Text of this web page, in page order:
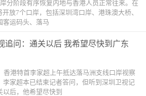
分阶段有序恢复内地与香港人员正常往来。在
放7个口岸，包括深圳湾口岸、港珠澳大桥、
客运码头、落马
追问：通关以后 我希望尽快到广东
香港特首李家超上午抵达落马洲支线口岸视察
李家超本已结束记者答问，但听到深圳卫视记
后，他希望尽快到